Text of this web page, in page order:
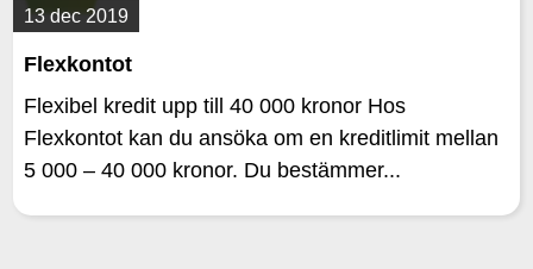
13 dec 2019
Flexkontot
Flexibel kredit upp till 40 000 kronor Hos
Flexkontot kan du ansöka om en kreditlimit mellan
5 000 – 40 000 kronor. Du bestämmer...